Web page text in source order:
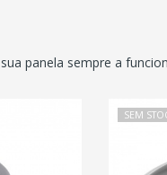
panela sempre a
SEM